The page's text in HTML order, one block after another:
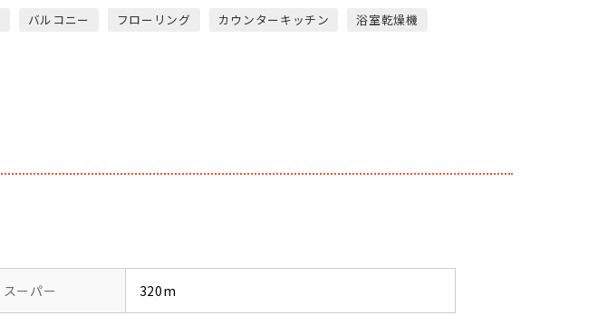
バルコニー フローリング カウンターキッチン
浴室乾燥機
スーパー 320m